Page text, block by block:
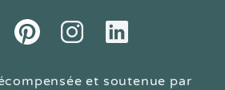
PinteresetInstagramLinkedIn
et soutenue par